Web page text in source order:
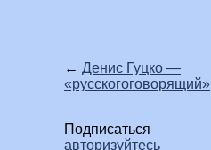
← Денис Гуцко —
«русскогоговорящий»
Подписаться
авторизуйтесь